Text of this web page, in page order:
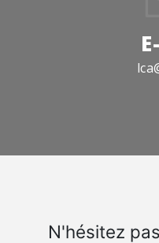
N'hésitez